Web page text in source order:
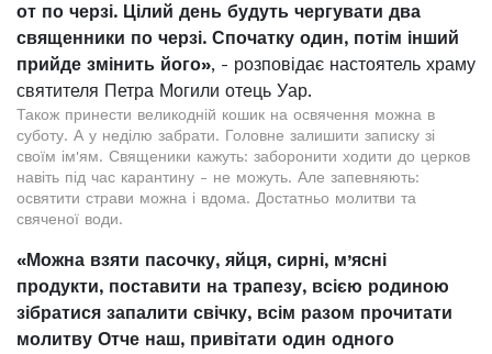
от по черзі. Цілий день будуть чергувати два
священники по черзі. Спочатку один, потім інший
прийде змінить його», - розповідає настоятель храму
святителя Петра Могили отець Уар.
Також принести великодній кошик на освячення можна в
суботу. А у неділю забрати. Головне залишити записку зі
своїм ім'ям. Священики кажуть: заборонити ходити до церков
навіть під час карантину - не можуть. Але запевняють:
освятити страви можна і вдома. Достатньо молитви та
свяченої води.
«Можна взяти пасочку, яйця, сирні, м’ясні
продукти, поставити на трапезу, всією родиною
зібратися запалити свічку, всім разом прочитати
молитву Отче наш, привітати один одного